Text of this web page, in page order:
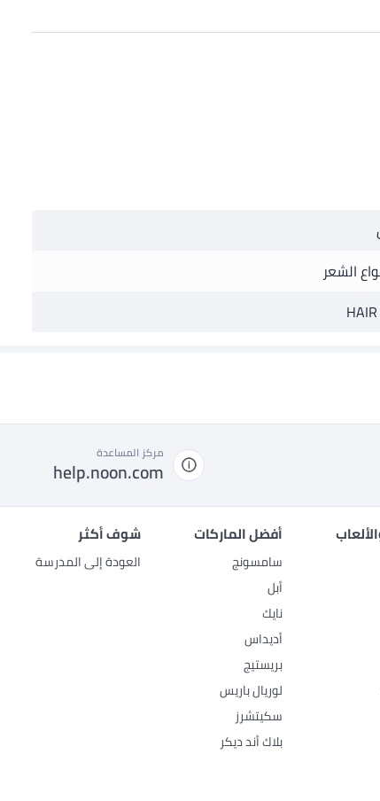
الشعر
مركز المساعدة
help.noon.com
أفضل الماركات
سامسونج
أبل
نايك
أديداس
بريستيج
لوريال باريس
سكيتشرز
بلاك أند ديكر
شوف أكثر
العودة إلى المدرسة